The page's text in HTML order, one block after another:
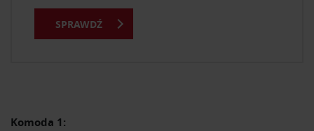
Komoda 1:
SPRAWDŹ